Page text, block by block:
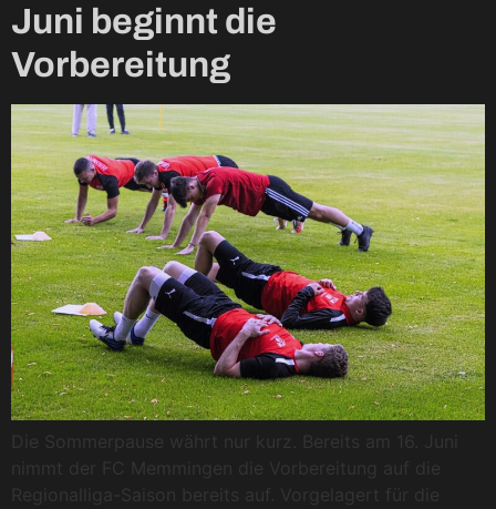
Juni beginnt die
Vorbereitung
Die Sommerpause währt nur kurz. Bereits am 16. Juni
nimmt der FC Memmingen die Vorbereitung auf die
Regionalliga-Saison bereits auf. Vorgelagert für die